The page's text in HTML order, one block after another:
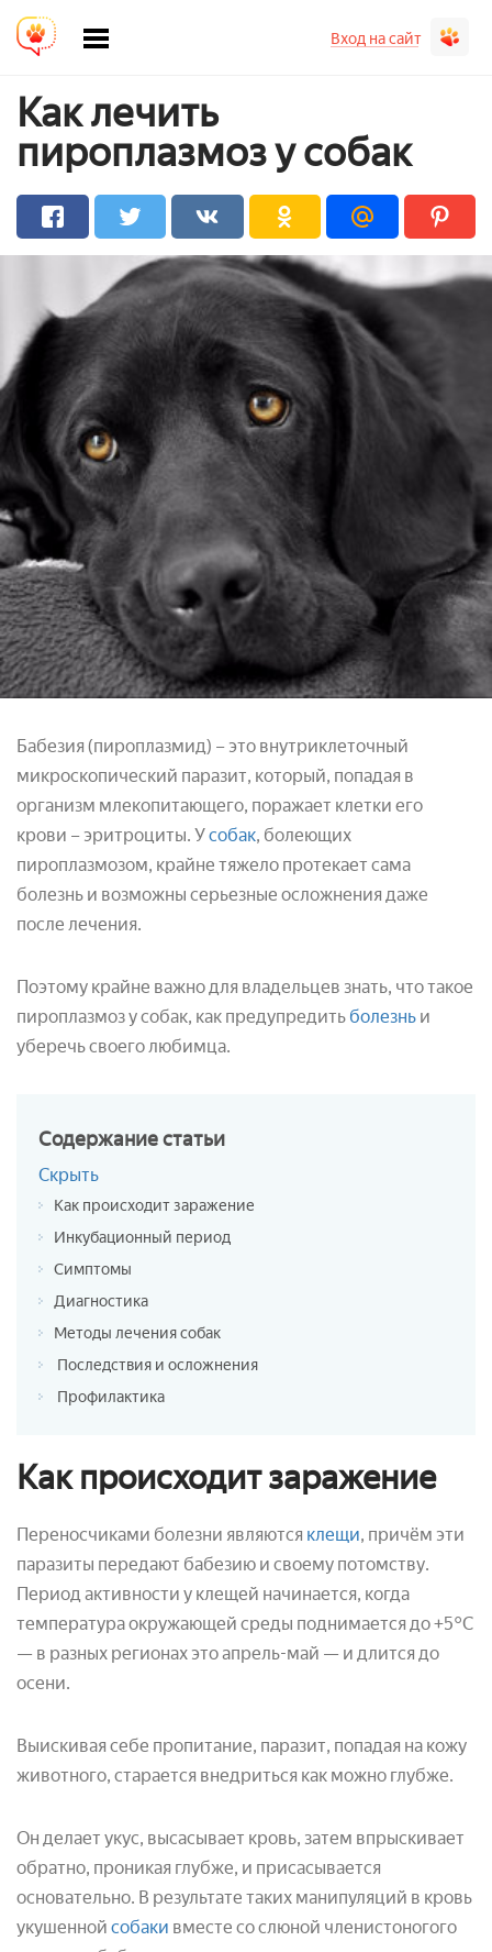
Вход на сайт
Как лечить
пироплазмоз у собак
Бабезия (пироплазмид) – это внутриклеточный
микроскопический паразит, который, попадая в
организм млекопитающего, поражает клетки его
крови – эритроциты. Усобак, болеющих
пироплазмозом, крайне тяжело протекает сама
болезнь и возможны серьезные осложнения даже
после лечения.
Поэтому крайне важно для владельцев знать, что такое
пироплазмоз у собак, как предупредить болезнь и
уберечь своего любимца.
Содержаниестатьи
Скрыть
Как происходит заражение
Инкубационный период
Симптомы
Диагностика
Методы лечения собак
Последствия и осложнения
Профилактика
Как происходит заражение
Переносчиками болезни являются клещи, причём эти
паразиты передают бабезию и своему потомству.
Период активности у клещей начинается, когда
температура окружающей среды поднимается до +5°С
— в разных регионах это апрель-май — и длится до
осени.
Выискивая себе пропитание, паразит, попадая на кожу
животного, старается внедриться как можно глубже.
Он делает укус, высасывает кровь, затем впрыскивает
обратно, проникая глубже, и присасывается
основательно. В результате таких манипуляций в кровь
укушенной собаки вместе со слюной членистоногого